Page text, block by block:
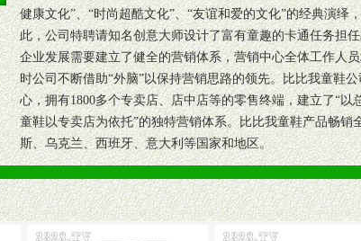
健康文化”、“时尚超酷文化”、“友谊和爱的文化”的经典演绎
此，公司特聘请知名创意大师设计了富有童趣的卡通任务
企业发展需要建立了健全的营销体系，营销中心全体工作人
时公司不断借助“外脑”以保持营销思路的领先。比比我童鞋
心，拥有1800多个专卖店、店中店等的零售终端，建立了“
童鞋以专卖店为依托”的独特营销体系。比比我童鞋产品畅销
斯、乌克兰、西班牙、意大利等国家和地区。